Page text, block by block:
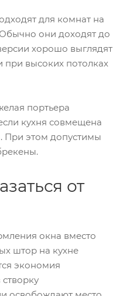
для комнат на
они доходят до
хорошо выглядят
высоких потолках
портьера
кухня совмещена
При этом допустимы
от
окна вместо
штор на кухне
экономия